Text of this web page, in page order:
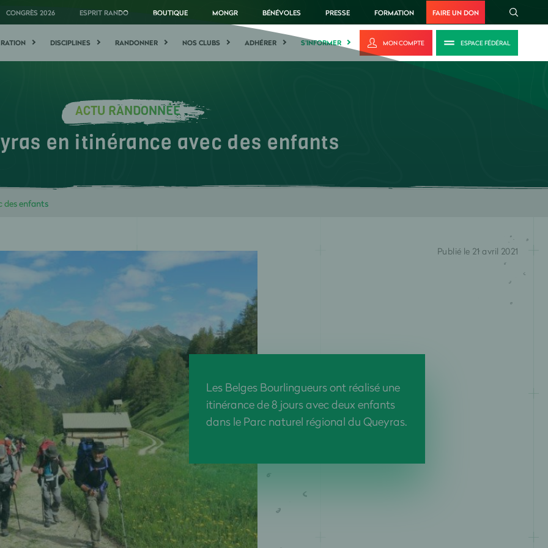
CONGRÈS 2026 ESPRIT RANDO BOUTIQUE MONGR BÉNÉVOLES PRESSE FORMATION FAIRE UN DON
DISCIPLINES RANDONNER NOS CLUBS ADHÉRER S'INFORMER MON COMPTE ESPACE FÉDÉRAL
ACTU RANDONNÉE
en itinérance avec des enfants
des enfants
Les Belges Bourlingueurs ont réalisé une
itinérance de 8 jours avec deux enfants
dans le Parc naturel régional du Queyras.
Publié le 21 avril 2021